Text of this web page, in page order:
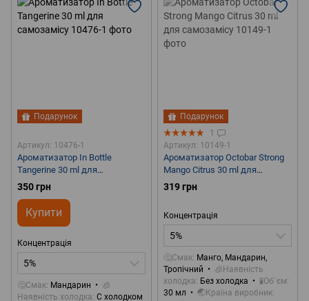
Подарунок
Артикул: 10476-1
Ароматизатор In Bottle
Tangerine 30 ml для
самозамісу
350 грн
Купити
Концентрація
5%
🤔Смак Мандарин
🧊
Наявність холодка С холодком
Подарунок
1
Артикул: 10149-1
Ароматизатор Octobar Strong
Mango Citrus 30 ml для
самозамісу
319 грн
Концентрація
5%
🤔Смак Манго, Мандарин,
Тропічний
🧊Наявність
холодка
Без холодка
🧪Об`єм
30 мл
🌏Країна виробник